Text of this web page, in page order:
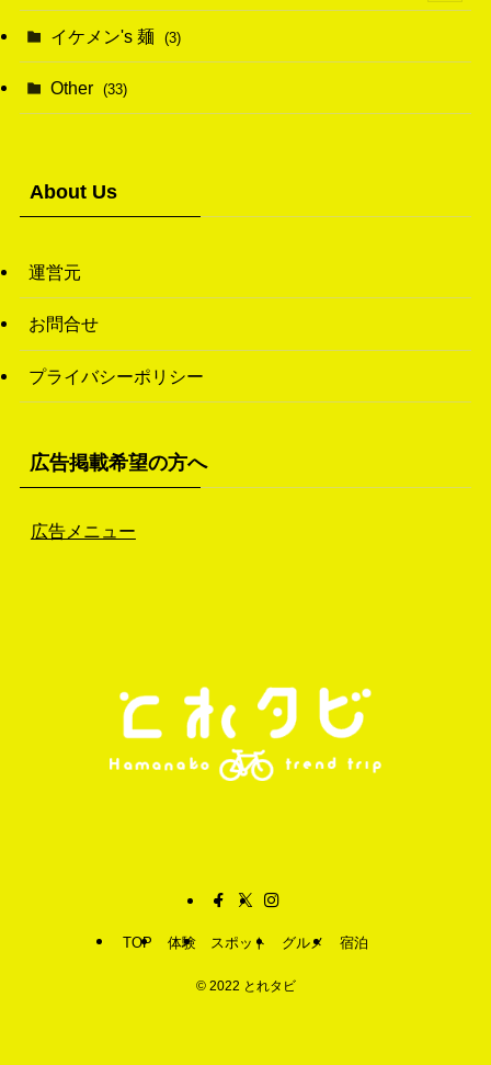
(38)
(26)
(46)
(114)
(15)
(43)
(49)
イケメン's 麺 (3)
Other (33)
About Us
運営元
お問合せ
プライバシーポリシー
広告掲載希望の方へ
広告メニュー
TOP 体験 スポット グルメ 宿泊
©2022 とれタビ